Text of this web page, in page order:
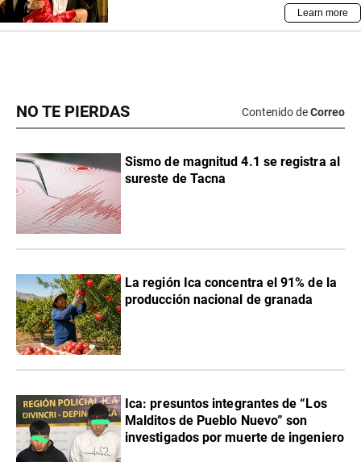
NO TE PIERDAS Contenido deCorreo
Sismo de magnitud 4.1 se registra al
sureste de Tacna
La región Ica concentra el 91% de la
producción nacional de granada
Ica: presuntos integrantes de “Los
Malditos de Pueblo Nuevo” son
investigados por muerte de ingeniero